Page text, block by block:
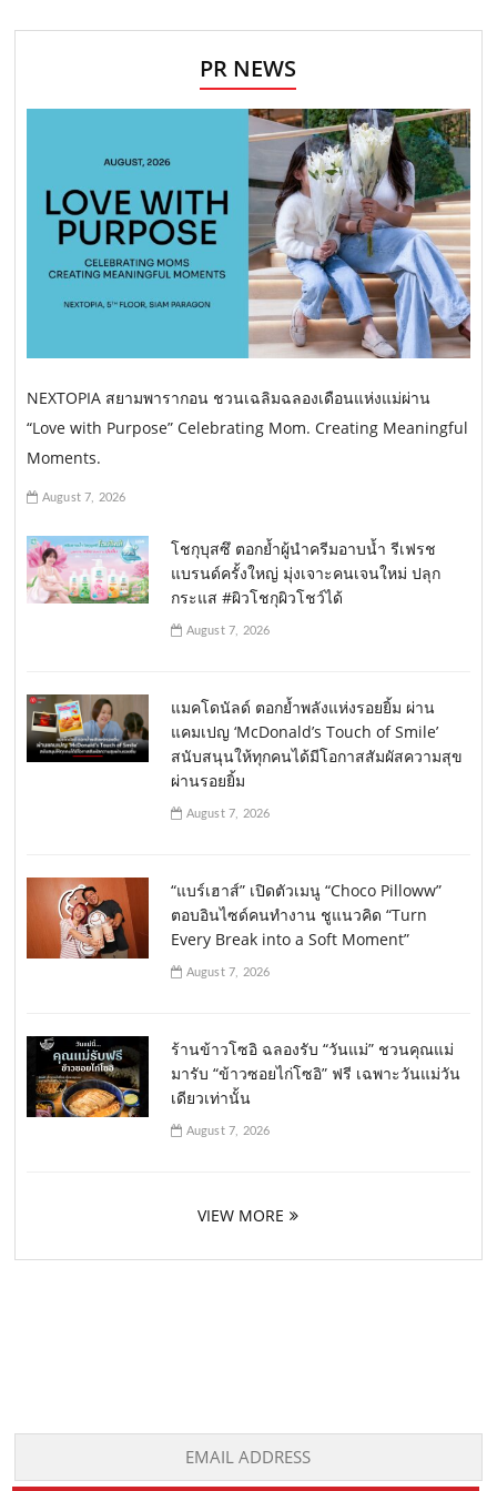
PR NEWS
NEXTOPIA สยามพารากอน ชวนเฉลิมฉลองเดือนแห่งแม่ผ่าน
“Love with Purpose” Celebrating Mom. Creating Meaningful
Moments.
August 7, 2026
โชกุบุสซึ ตอกย้ำผู้นำครีมอาบน้ำ รีเฟรช
แบรนด์ครั้งใหญ่ มุ่งเจาะคนเจนใหม่ ปลุก
กระแส #ผิวโชกุผิวโชว์ได้
August 7, 2026
แมคโดนัลด์ ตอกย้ำพลังแห่งรอยยิ้ม ผ่าน
แคมเปญ ‘McDonald’s Touch of Smile’
สนับสนุนให้ทุกคนได้มีโอกาสสัมผัสความสุข
ผ่านรอยยิ้ม
August 7, 2026
“แบร์เฮาส์” เปิดตัวเมนู “Choco Pilloww”
ตอบอินไซด์คนทำงาน ชูแนวคิด “Turn
Every Break into a Soft Moment”
August 7, 2026
ร้านข้าวโซอิ ฉลองรับ “วันแม่” ชวนคุณแม่
มารับ “ข้าวซอยไก่โซอิ” ฟรี เฉพาะวันแม่วัน
เดียวเท่านั้น
August 7, 2026
VIEW MORE